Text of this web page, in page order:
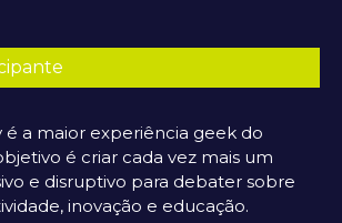
é a maior experiência geek do
é criar cada vez mais um
e disruptivo para debater sobre
inovação e educação.